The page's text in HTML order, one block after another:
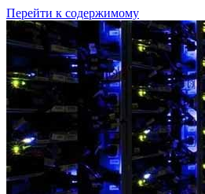
Перейти к содержимому